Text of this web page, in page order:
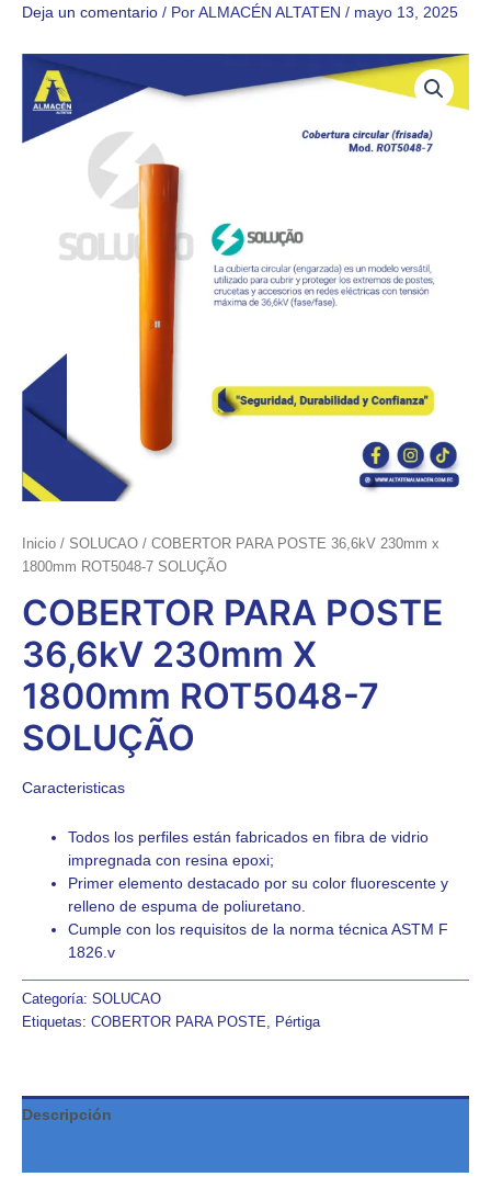
Deja un comentario / PorALMACÉN ALTATEN / mayo 13, 2025
Inicio / SOLUCAO / COBERTOR PARA POSTE 36,6kV 230mm x
1800mm ROT5048-7 SOLUÇÃO
COBERTOR PARA POSTE
36,6kV 230mm X
1800mm ROT5048-7
SOLUÇÃO
Caracteristicas
Todos los perfiles están fabricados en fibra de vidrio
impregnada con resina epoxi;
Primer elemento destacado por su color fluorescente y
relleno de espuma de poliuretano.
Cumple con los requisitos de la norma técnica ASTM F
1826.v
Categoría: SOLUCAO
Etiquetas: COBERTOR PARA POSTE Pértiga
Descripción